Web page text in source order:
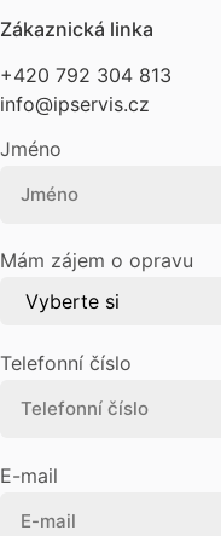
Zákaznická linka
+420 792 304 813
info@ipservis.cz
Jméno
Mám zájem o opravu
Telefonní číslo
E-mail